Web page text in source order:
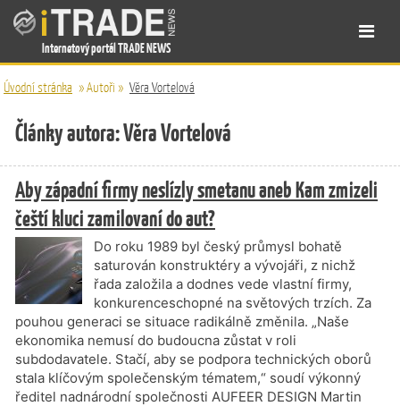
Internetový portál TRADE NEWS
Úvodní stránka »Autoři » Věra Vortelová
Články autora: Věra Vortelová
Aby západní firmy neslízly smetanu aneb Kam zmizeli
čeští kluci zamilovaní do aut?
Do roku 1989 byl český průmysl bohatě
saturován konstruktéry a vývojáři, z nichž
řada založila a dodnes vede vlastní firmy,
konkurenceschopné na světových trzích. Za
pouhou generaci se situace radikálně změnila. „Naše
ekonomika nemusí do budoucna zůstat v roli
subdodavatele. Stačí, aby se podpora technických oborů
stala klíčovým společenským tématem,“ soudí výkonný
ředitel nadnárodní společnosti AUFEER DESIGN Martin